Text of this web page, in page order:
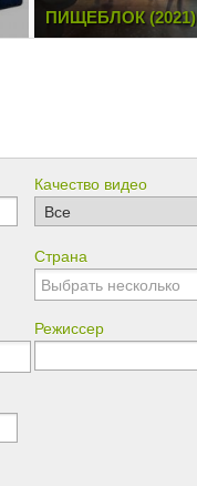
ПИЩЕБЛОК (2021)
Качество видео
Страна
Режиссер